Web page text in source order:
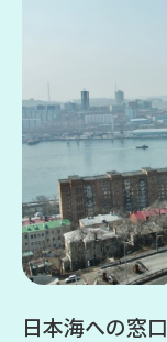
日本海への窓